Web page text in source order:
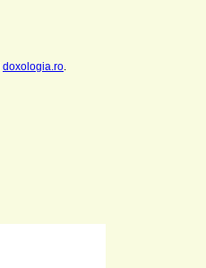
doxologia.ro